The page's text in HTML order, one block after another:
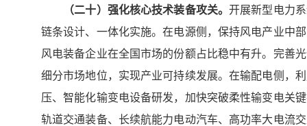
（二十）强化核心技术装备攻关。开展新型电力
链条设计、一体化实施。在电源侧，保持风电产业中
风电装备企业在全国市场的份额占比稳中有升。完善
细分市场地位，实现产业可持续发展。在输配电侧，
压、智能化输变电设备研发，加快突破柔性输变电关
轨道交通装备、长续航能力电动汽车、高功率大电流